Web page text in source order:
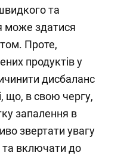
та
може здатися
Проте,
продуктів у
дисбаланс
що, в свою чергу,
запалення в
звертати увагу
та включати до